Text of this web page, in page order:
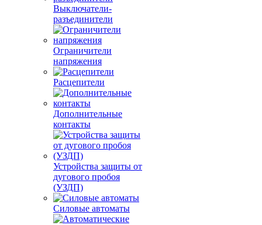
Выключатели-
разъединители
Ограничители
напряжения
Расцепители
Дополнительные
контакты
Устройства защиты от
дугового пробоя
(УЗДП)
Силовые автоматы